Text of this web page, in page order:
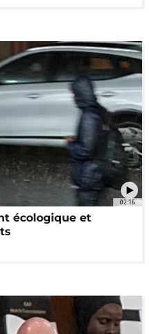
02:16
écologique et